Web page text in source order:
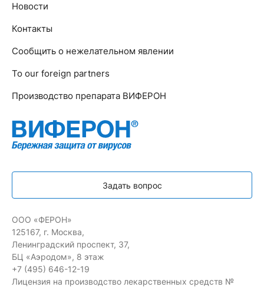
Новости
Контакты
Сообщить о нежелательном явлении
To our foreign partners
Производство препарата ВИФЕРОН
Задать вопрос
ООО «ФЕРОН»
125167, г. Москва,
Ленинградский проспект, 37,
БЦ «Аэродом», 8 этаж
+7 (495) 646-12-19
Лицензия на производство лекарственных средств №